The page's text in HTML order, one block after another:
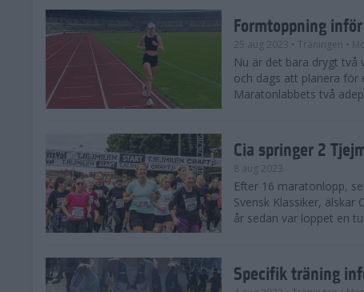
Formtoppning
25 aug 2023 • Träningen •
Nu är det bara drygt två
och dags att planera
Maratonlabbets två
Cia springer 2
8 aug 2023
Efter 16 maratonlopp,
Svensk Klassiker,
år sedan var loppet en
Specifik träning